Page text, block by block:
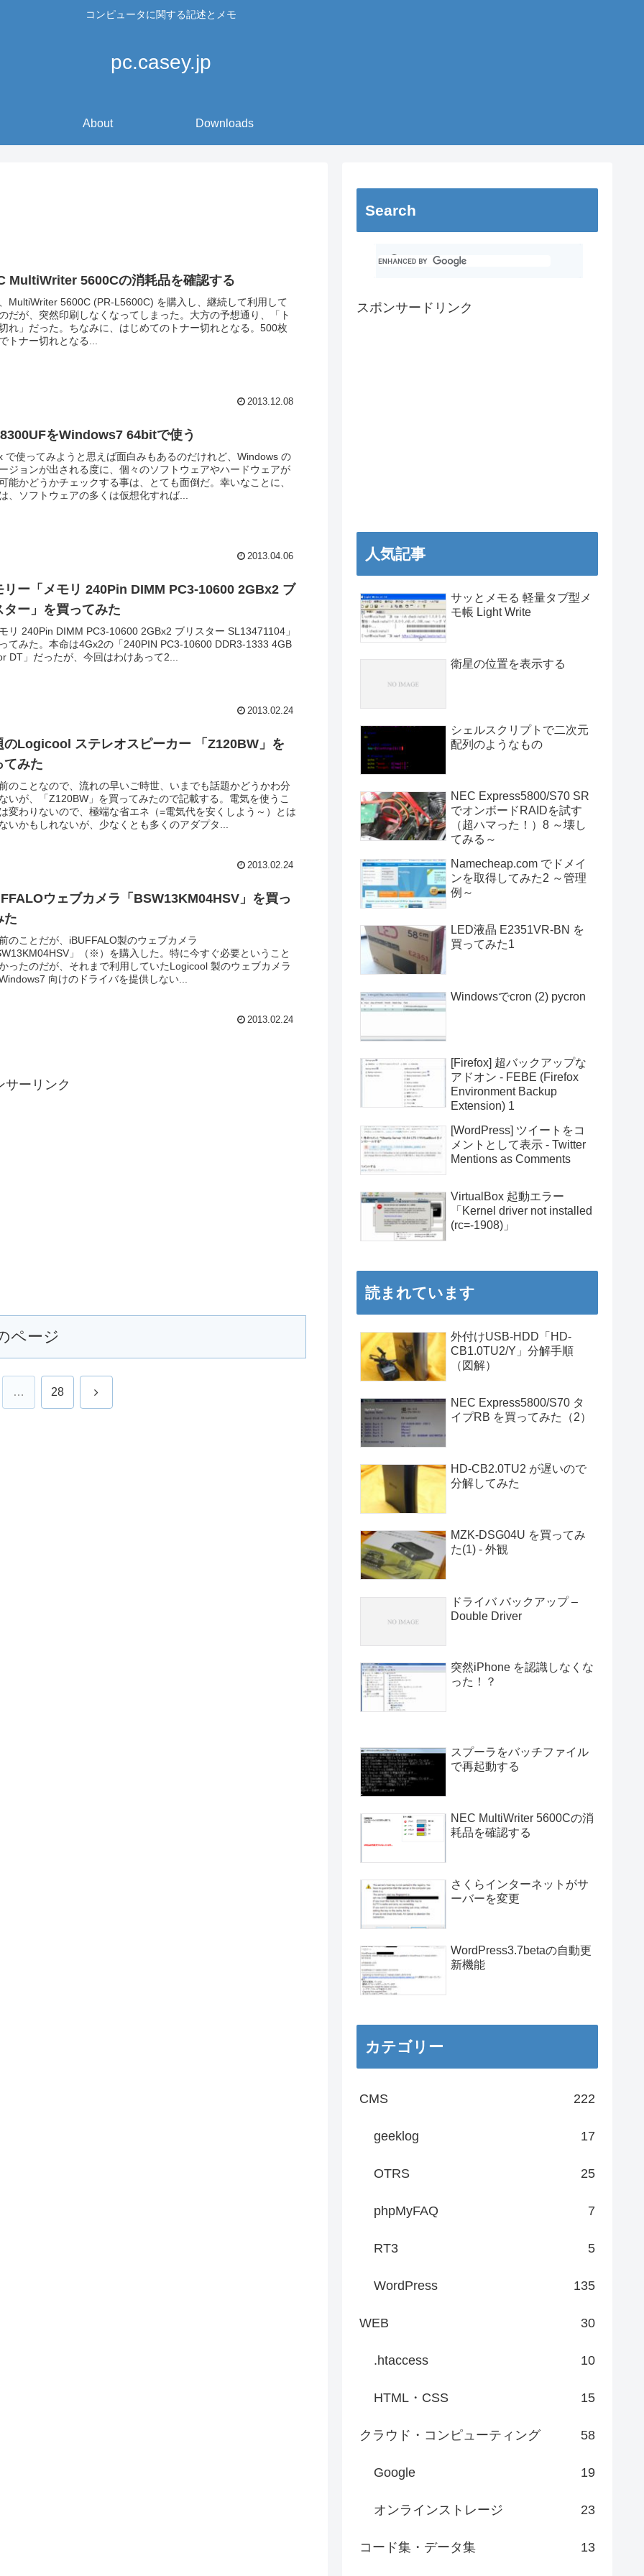
コンピュータに関する記述とメモ
pc.casey.jp
About Downloads
MultiWriter 5600Cの消耗品を確認する
MultiWriter 5600C (PR-L5600C) を購入し、継続して利用して
だが、突然印刷しなくなってしまった。大方の予想通り、「ト
れ」だった。ちなみに、はじめてのトナー切れとなる。500枚
トナー切れとなる...
2013.12.08
をWindows7 64bitで使う
で使ってみようと思えば面白みもあるのだけれど、Windows の
ジョンが出される度に、個々のソフトウェアやハードウェアが
能かどうかチェックする事は、とても面倒だ。幸いなことに、
、ソフトウェアの多くは仮想化すれば...
2013.04.06
リー「メモリ 240Pin DIMM PC3-10600 2GBx2 ブ
ター」を買ってみた
モリ 240Pin DIMM PC3-10600 2GBx2 ブリスター SL13471104」
てみた。本命は4Gx2の「240PIN PC3-10600 DDR3-1333 4GB
DT」だったが、今回はわけあって2...
2013.02.24
のLogicool ステレオスピーカー 「Z120BW」を
てみた
のことなので、流れの早いご時世、いまでも話題かどうかわ分
いが、「Z120BW」を買ってみたので記載する。電気を使うこ
変わりないので、極端な省エネ（=電気代を安くしよう～）とは
いかもしれないが、少なくとも多くのアダプタ...
2013.02.24
ウェブカメラ「BSW13KM04HSV」を買っ
た
のことだが、iBUFFALO製のウェブカメラ
」（※）を購入した。特に今すぐ必要ということ
ったのだが、それまで利用していたLogicool 製のウェブカメラ
向けのドライバを提供しない...
2013.02.24
サーリンク
ページ
… 28 次
Search
スポンサードリンク
人気記事
サッとメモる 軽量タブ型メ
モ帳 Light Write
衛星の位置を表示する
シェルスクリプトで二次元
配列のようなもの
NEC Express5800/S70 SR
でオンボードRAIDを試す
（超ハマった！）8 ～壊し
てみる～
Namecheap.com でドメイ
ンを取得してみた2 ～管理
例～
LED液晶 E2351VR-BN を
買ってみた1
Windowsでcron (2) pycron
[Firefox] 超バックアップな
アドオン - FEBE (Firefox
Environment Backup
Extension) 1
[WordPress] ツイートをコ
メントとして表示 - Twitter
Mentions as Comments
VirtualBox 起動エラー
「Kernel driver not installed
(rc=-1908)」
読まれています
外付けUSB-HDD「HD-
CB1.0TU2/Y」分解手順
（図解）
NEC Express5800/S70 タ
イプRB を買ってみた（2）
HD-CB2.0TU2 が遅いので
分解してみた
MZK-DSG04U を買ってみ
た(1) - 外観
ドライバ バックアップ –
Double Driver
突然iPhone を認識しなくな
った！？
スプーラをバッチファイル
で再起動する
NEC MultiWriter 5600Cの消
耗品を確認する
さくらインターネットがサ
ーバーを変更
WordPress3.7betaの自動更
新機能
カテゴリー
CMS 222
geeklog 17
OTRS 25
phpMyFAQ 7
RT3 5
WordPress 135
WEB 30
.htaccess 10
HTML・CSS 15
クラウド・コンピューティング 58
Google 19
オンラインストレージ 23
コード集・データ集 13